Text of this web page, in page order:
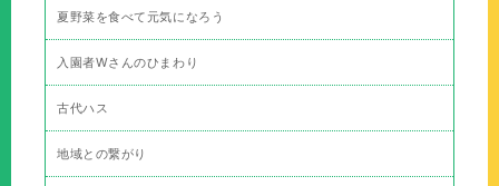
夏野菜を食べて元気になろう
入園者Wさんのひまわり
古代ハス
地域との繋がり